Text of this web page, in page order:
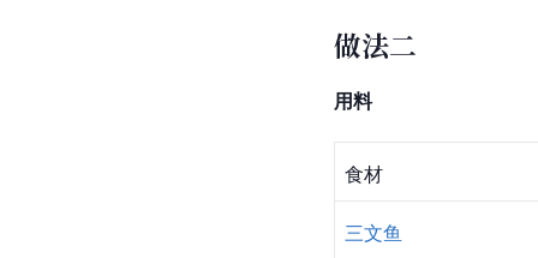
做法二
用料
食材
三文鱼